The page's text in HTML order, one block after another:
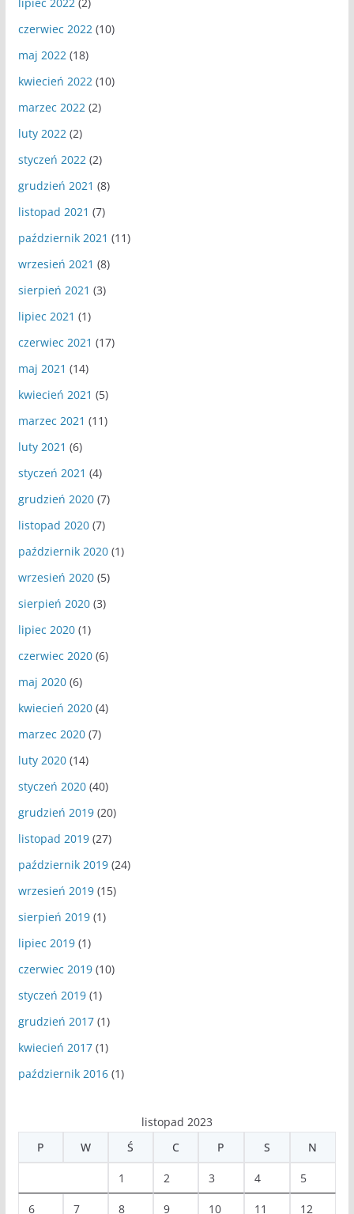
czerwiec 2022 (10)
maj 2022 (18)
kwiecień 2022 (10)
marzec 2022 (2)
luty 2022 (2)
styczeń 2022 (2)
grudzień 2021 (8)
listopad 2021 (7)
październik 2021 (11)
wrzesień 2021 (8)
sierpień 2021 (3)
lipiec 2021 (1)
czerwiec 2021 (17)
maj 2021 (14)
kwiecień 2021 (5)
marzec 2021 (11)
luty 2021 (6)
styczeń 2021 (4)
grudzień 2020(7)
listopad 2020(7)
październik 2020(1)
wrzesień 2020(5)
sierpień 2020(3)
lipiec 2020(1)
czerwiec 2020(6)
maj 2020(6)
kwiecień 2020(4)
marzec 2020(7)
luty 2020(14)
styczeń 2020(40)
grudzień 2019(20)
listopad 2019(27)
październik 2019(24)
wrzesień 2019(15)
sierpień 2019(1)
lipiec 2019(1)
czerwiec 2019(10)
styczeń 2019(1)
grudzień 2017(1)
kwiecień 2017(1)
październik 2016(1)
listopad 2023
P
W Ś C P S N
1 2 3 4 5
6 7 8 9 10 11 12